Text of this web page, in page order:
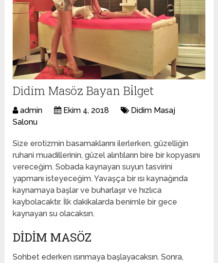
Didim Masöz Bayan Bi̇lget
admin Ekim 4, 2018
Didim Masaj
Salonu
Size erotizmin basamaklarını ilerlerken, güzelliğin
ruhani muadillerinin, güzel alıntıların bire bir kopyasını
vereceğim. Sobada kaynayan suyun tasvirini
yapmanı isteyeceğim. Yavaşça bir ısı kaynağında
kaynamaya başlar ve buharlaşır ve hızlıca
kaybolacaktır. İlk dakikalarda benimle bir gece
kaynayan su olacaksın.
DIDIM MASÖZ
Sohbet ederken ısınmaya başlayacaksın. Sonra,